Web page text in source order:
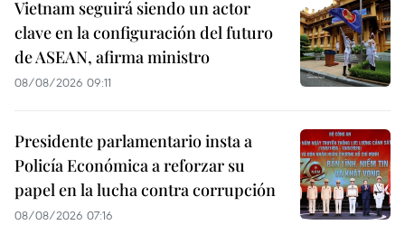
Vietnam seguirá siendo un actor
clave en la configuración del futuro
de ASEAN, afirma ministro
08/08/2026 09:11
Presidente parlamentario insta a
Policía Económica a reforzar su
papel en la lucha contra corrupción
08/08/2026 07:16